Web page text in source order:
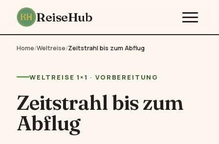
ReiseHub
Home/Weltreise/Zeitstrahl bis zum Abflug
WELTREISE 1×1 · VORBEREITUNG
Zeitstrahl bis zum
Abflug